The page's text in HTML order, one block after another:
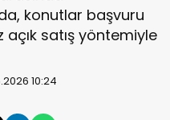
konutlar başvuru
satış yöntemiyle
10:24